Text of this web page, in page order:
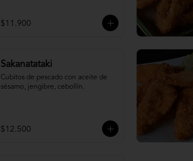
$11.900
Sakanatataki
Cubitos de pescado con aceite de
sésamo, jengibre, cebollín.
$12.500